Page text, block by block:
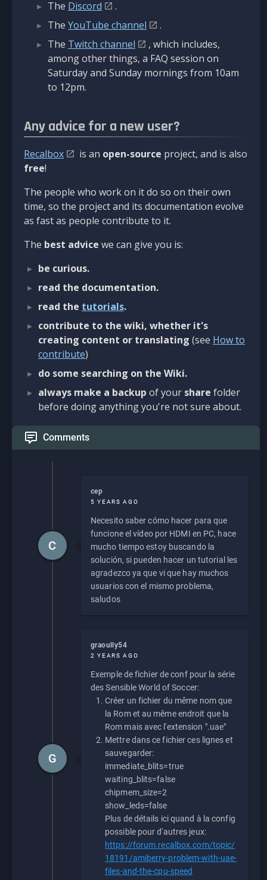
The Discord
.
The YouTube channel
.
The Twitch channel
, which includes,
among other things, a FAQ session on
Saturday and Sunday mornings from 10am
to 12pm.
Any advice for a new user?
Recalbox is an open-source project, and is also
free!
The people who work on it do so on their own
time, so the project and its documentation evolve
as fast as people contribute to it.
The best advice we can give you is:
be curious.
read the documentation.
read the tutorials.
contribute to the wiki, whether it's
creating content or translating (see How to
contribute)
do some searching on the Wiki.
always make a backup of your share folder
before doing anything you're not sure about.
Comments
cep
5 YEARS AGO
Necesito saber cómo hacer para que
funcione el vídeo por HDMI en PC, hace
mucho tiempo estoy buscando la
solución, si pueden hacer un tutorial les
agradezco ya que vi que hay muchos
usuarios con el mismo problema,
saludos
C
graoully54
2 YEARS AGO
Exemple de fichier de conf pour la série
des Sensible World of Soccer:
Créer un fichier du même nom que
la Rom et au même endroit que la
Rom mais avec l'extension ".uae"
Mettre dans ce fichier ces lignes et
sauvegarder:
immediate_blits=true
waiting_blits=false
chipmem_size=2
show_leds=false
Plus de détails ici quand à la config
possible pour d'autres jeux:
https://forum.recalbox.com/topic/
18191/amiberry-problem-with-uae-
files-and-the-cpu-speed
G